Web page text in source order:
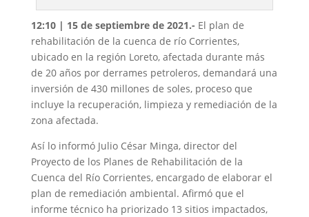
12:10 | 15 de septiembre de 2021.- El plan de
rehabilitación de la cuenca de río Corrientes,
ubicado en la región Loreto, afectada durante más
de 20 años por derrames petroleros, demandará una
inversión de 430 millones de soles, proceso que
incluye la recuperación, limpieza y remediación de la
zona afectada.
Así lo informó Julio César Minga, director del
Proyecto de los Planes de Rehabilitación de la
Cuenca del Río Corrientes, encargado de elaborar el
plan de remediación ambiental. Afirmó que el
informe técnico ha priorizado 13 sitios impactados,